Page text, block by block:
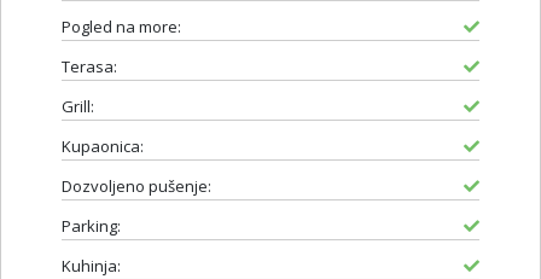
Pogled na more:
Terasa:
Grill:
Kupaonica:
Dozvoljeno pušenje:
Parking:
Kuhinja: